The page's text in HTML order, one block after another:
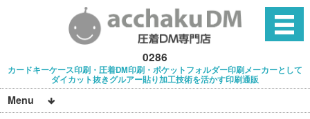
0286
カードキーケース印刷・圧着DM印刷・ポケットフォルダー印刷メーカーとして
ダイカット抜きグルアー貼り加工技術を活かす印刷通販
Menu